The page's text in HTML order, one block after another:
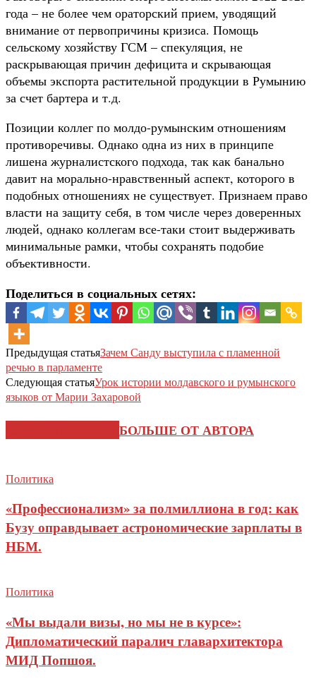
года – не более чем ораторский прием, уводящий
внимание от первопричины кризиса. Помощь
сельскому хозяйству ГСМ – спекуляция, не
раскрывающая причин дефицита и скрывающая
объемы экспорта растительной продукции в Румынию
за счет бартера и т.д.
Позиции коллег по молдо-румынским отношениям
противоречивы. Однако одна из них в принципе
лишена журналистского подхода, так как банально
давит на морально-нравственный аспект, которого в
подобных отношениях не существует. Признаем право
власти на защиту себя, в том числе через доверенных
людей, однако коллегам все-таки стоит выдерживать
минимальные рамки, чтобы сохранять подобие
объективности.
Поделиться в социальных сетях:
Предыдущая статьяЗачем Санду выступила с пламенной
речью в парламенте
Следующая статьяУрок истории молдавского и румынского
языков от Марии Захаровой
БОЛЬШЕ ОТ АВТОРА
Политика
«Профессионализм» за полмиллиона в год: как
Бузу оправдывает астрономические зарплаты в
НБМ.
Политика
«Мы выдали визы, но мы не в курсе»:
Дипломатический паралич главархитектора
МИД Попшоя.